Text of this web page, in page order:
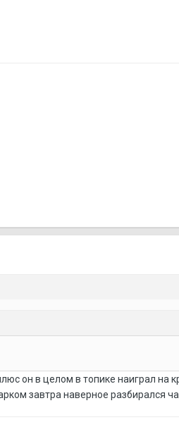
он в целом в топике наиграл на
завтра наверное разбирался